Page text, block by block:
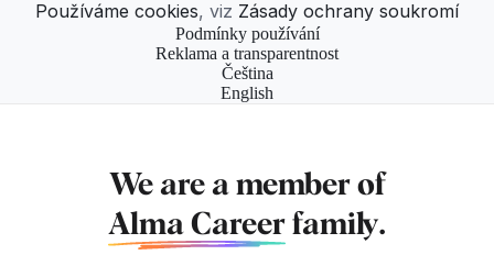
Používáme cookies, viz Zásady ochrany soukromí
Podmínky používání
Reklama a transparentnost
Čeština
English
We are a member of
Alma Career family.